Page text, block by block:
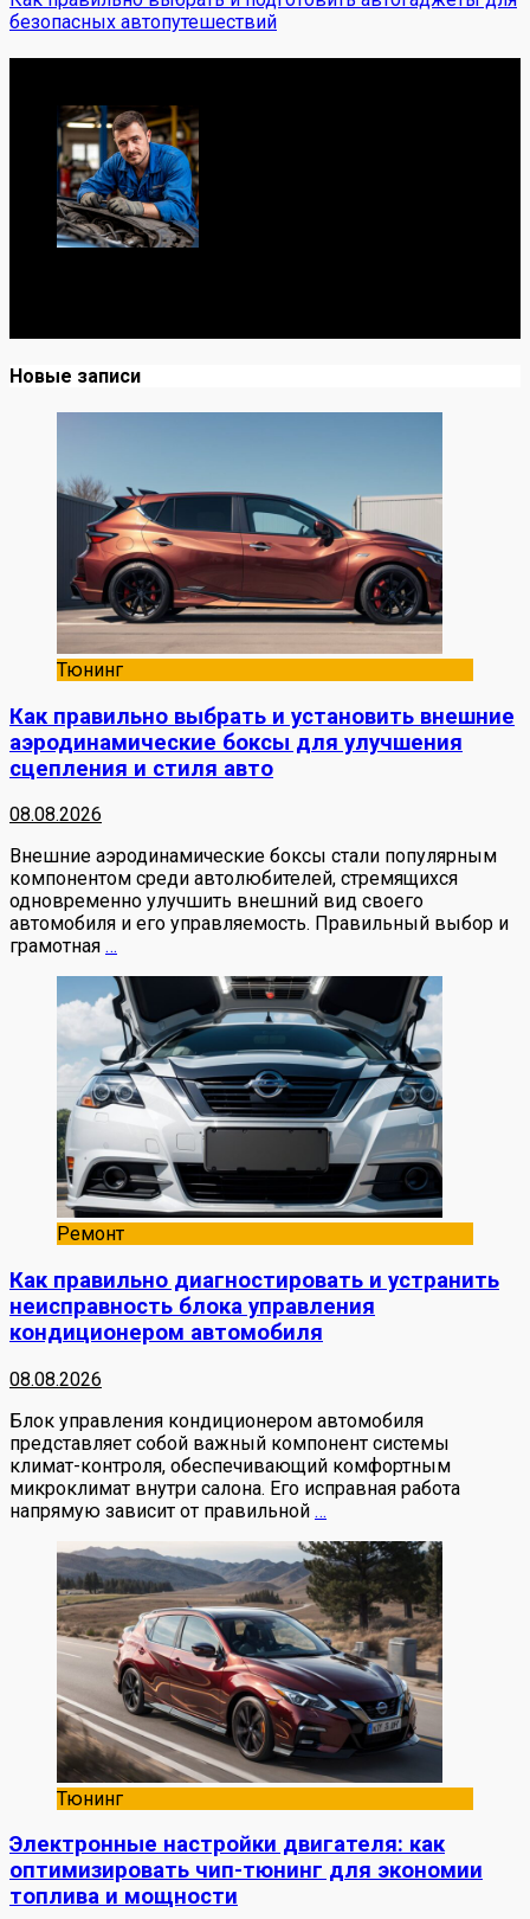
безопасных автопутешествий
Новые записи
Тюнинг
Как правильно выбрать и установить внешние
аэродинамические боксы для улучшения
сцепления и стиля авто
08.08.2026
Внешние аэродинамические боксы стали популярным
компонентом среди автолюбителей, стремящихся
одновременно улучшить внешний вид своего
автомобиля и его управляемость. Правильный выбор и
грамотная …
Ремонт
Как правильно диагностировать и устранить
неисправность блока управления
кондиционером автомобиля
08.08.2026
Блок управления кондиционером автомобиля
представляет собой важный компонент системы
климат-контроля, обеспечивающий комфортным
микроклимат внутри салона. Его исправная работа
напрямую зависит от правильной …
Тюнинг
Электронные настройки двигателя: как
оптимизировать чип-тюнинг для экономии
топлива и мощности